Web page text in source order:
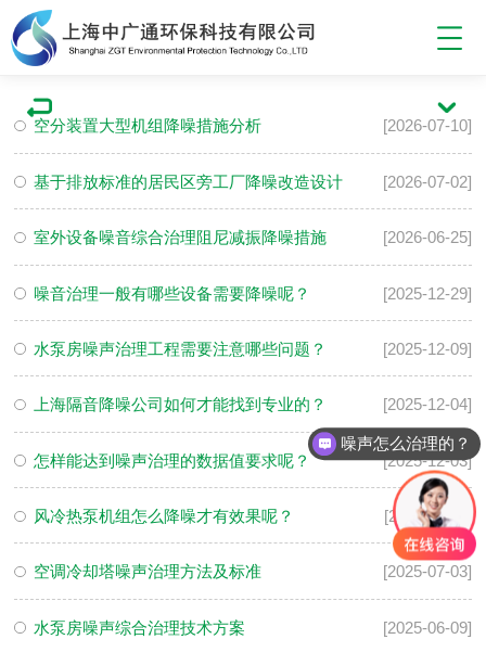
空分装置大型机组降噪措施分析 [2026-07-10]
基于排放标准的居民区旁工厂降噪改造设计 [2026-07-02]
室外设备噪音综合治理阻尼减振降噪措施 [2026-06-25]
噪音治理一般有哪些设备需要降噪呢？ [2025-12-29]
水泵房噪声治理工程需要注意哪些问题？ [2025-12-09]
上海隔音降噪公司如何才能找到专业的？ [2025-12-04]
怎样能达到噪声治理的数据值要求呢？ [2025-12-03]
风冷热泵机组怎么降噪才有效果呢？ [2025-11-25]
空调冷却塔噪声治理方法及标准 [2025-07-03]
水泵房噪声综合治理技术方案 [2025-06-09]
噪声怎么治理的？